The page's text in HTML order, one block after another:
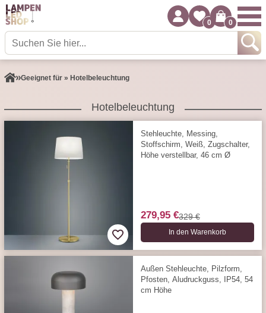
0 0
Geeignet für » Hotelbeleuchtung
Hotelbeleuchtung
Stehleuchte, Messing,
Stoffschirm, Weiß, Zugschalter,
Höhe verstellbar, 46 cm Ø
279,95 €329 €
In den Warenkorb
Außen Stehleuchte, Pilzform,
Pfosten, Aludruckguss, IP54, 54
cm Höhe